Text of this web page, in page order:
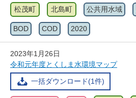
松茂町 北島町 公共用水域
BOD COD 2020
2023年1月26日
令和元年度とくしま水環境マップ
一括ダウンロード(1件)